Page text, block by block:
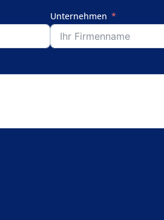
Unternehmen